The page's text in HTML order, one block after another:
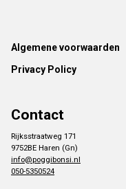
Footer
Algemene voorwaarden
Privacy Policy
Contact
Rijksstraatweg 171
9752BE Haren (Gn)
info@poggibonsi.nl
050-5350524